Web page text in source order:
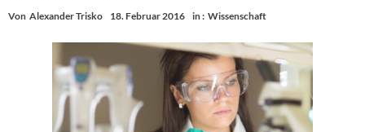
Von Alexander Trisko 18. Februar 2016 in : Wissenschaft